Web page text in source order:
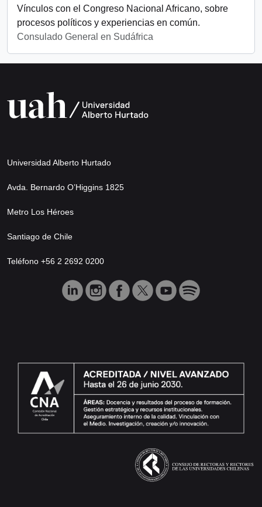
Vínculos con el Congreso Nacional Africano, sobre
procesos políticos y experiencias en común.
Consulado General en Sudáfrica
Universidad Alberto Hurtado
Avda. Bernardo O’Higgins 1825
Metro Los Héroes
Santiago de Chile
Teléfono +56 2 2692 0200